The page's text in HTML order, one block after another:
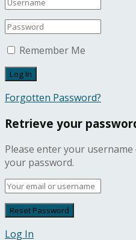
Remember Me
Forgotten Password?
Retrieve your
Please enter your
your password.
Log In